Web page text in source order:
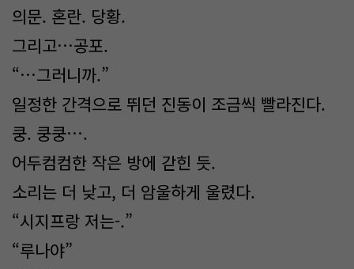
의문. 혼란. 당황.
그리고…공포.
“…그러니까.”
일정한 간격으로 뛰던 진동이 조금씩 빨라진다.
쿵. 쿵쿵….
어두컴컴한 작은 방에 갇힌 듯.
소리는 더 낮고, 더 암울하게 울렸다.
“시지프랑 저는-.”
“루나야”